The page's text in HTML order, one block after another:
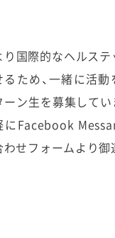
り国際的なヘルス
るため、一緒に活
ーン生を募集して
にFacebook
わせフォームより御